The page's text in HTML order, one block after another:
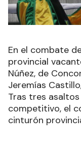
En el combate
provincial
Núñez, de
Jeremías
Tras tres
competitivo, el
cinturón